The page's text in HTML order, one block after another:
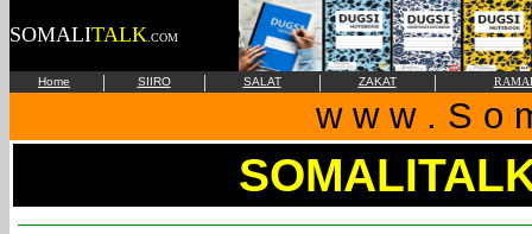
SOMALITALK .COM
Home | SIIRO | SALAT | ZAKAT |
w w w . S o